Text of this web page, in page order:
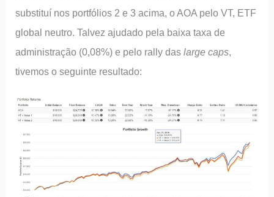
substituí nos portfólios 2 e 3 acima, o AOA pelo VT, ETF
global neutro. Talvez ajudado pela baixa taxa de
administração (0,08%) e pelo rally daslarge caps,
tivemos o seguinte resultado: